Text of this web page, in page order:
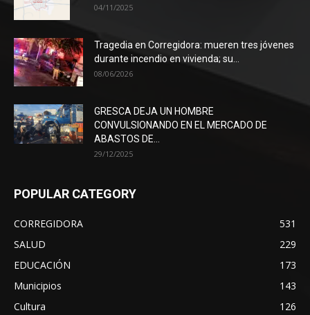
04/11/2025
Tragedia en Corregidora: mueren tres jóvenes
durante incendio en vivienda; su...
08/06/2026
GRESCA DEJA UN HOMBRE
CONVULSIONANDO EN EL MERCADO DE
ABASTOS DE...
29/12/2025
POPULAR CATEGORY
CORREGIDORA
531
SALUD
229
EDUCACIÓN
173
Municipios
143
Cultura
126